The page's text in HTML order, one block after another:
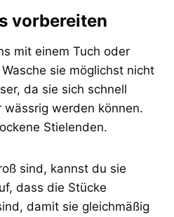
vorbereiten
mit einem Tuch oder
sie möglichst nicht
da sie sich schnell
werden können.
Stielenden.
sind, kannst du sie
dass die Stücke
damit sie gleichmäßig